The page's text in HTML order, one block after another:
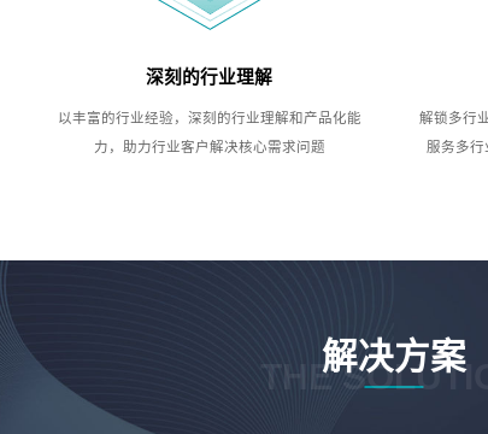
深刻的行业理解
以丰富的行业经验，深刻的行业理解和产品化能
力，助力行业客户解决核心需求问题
解锁多行
服务多
解决方案
THE